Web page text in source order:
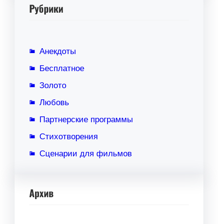
Рубрики
Анекдоты
Бесплатное
Золото
Любовь
Партнерские программы
Стихотворения
Сценарии для фильмов
Архив